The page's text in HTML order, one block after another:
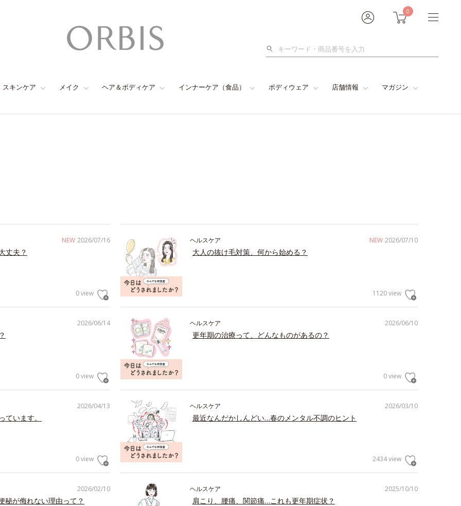
0
検
スキンケア メイク ヘア＆ボディケア インナーケア（食品） ボディウェア 店舗情報 マガジン
NEW 2026/07/16
丈夫？
0 view
NEW 2026/07/10
ヘルスケア
大人の抜け毛対策、何から始める？
1120 view
2026/06/14
0 view
2026/06/10
ヘルスケア
更年期の治療って、どんなものがあるの？
0 view
2026/04/13
います。
0 view
2026/03/10
ヘルスケア
最近なんだかしんどい…春のメンタル不調のヒント
2434 view
2026/02/10
秘が侮れない理由って？
2025/10/10
ヘルスケア
肩こり、腰痛、関節痛…これも更年期症状？